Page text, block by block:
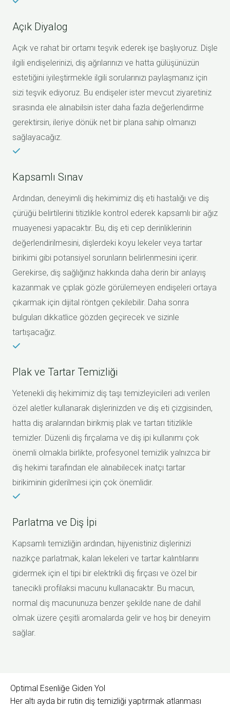
Açık Diyalog
Açık ve rahat bir ortamı teşvik ederek işe başlıyoruz. Dişle
ilgili endişelerinizi, diş ağrılarınızı ve hatta gülüşünüzün
estetiğini iyileştirmekle ilgili sorularınızı paylaşmanız için
sizi teşvik ediyoruz. Bu endişeler ister mevcut ziyaretiniz
sırasında ele alınabilsin ister daha fazla değerlendirme
gerektirsin, ileriye dönük net bir plana sahip olmanızı
sağlayacağız.
Kapsamlı Sınav
Ardından, deneyimli diş hekimimiz diş eti hastalığı ve diş
çürüğü belirtilerini titizlikle kontrol ederek kapsamlı bir ağız
muayenesi yapacaktır. Bu, diş eti cep derinliklerinin
değerlendirilmesini, dişlerdeki koyu lekeler veya tartar
birikimi gibi potansiyel sorunların belirlenmesini içerir.
Gerekirse, diş sağlığınız hakkında daha derin bir anlayış
kazanmak ve çıplak gözle görülemeyen endişeleri ortaya
çıkarmak için dijital röntgen çekilebilir. Daha sonra
bulguları dikkatlice gözden geçirecek ve sizinle
tartışacağız.
Plak ve Tartar Temizliği
Yetenekli diş hekimimiz diş taşı temizleyicileri adı verilen
özel aletler kullanarak dişlerinizden ve diş eti çizgisinden,
hatta diş aralarından birikmiş plak ve tartarı titizlikle
temizler. Düzenli diş fırçalama ve diş ipi kullanımı çok
önemli olmakla birlikte, profesyonel temizlik yalnızca bir
diş hekimi tarafından ele alınabilecek inatçı tartar
birikiminin giderilmesi için çok önemlidir.
Parlatma ve Diş İpi
Kapsamlı temizliğin ardından, hijyenistiniz dişlerinizi
nazikçe parlatmak, kalan lekeleri ve tartar kalıntılarını
gidermek için el tipi bir elektrikli diş fırçası ve özel bir
tanecikli profilaksi macunu kullanacaktır. Bu macun,
normal diş macununuza benzer şekilde nane de dahil
olmak üzere çeşitli aromalarda gelir ve hoş bir deneyim
sağlar.
Optimal Esenliğe Giden Yol
Her altı ayda bir rutin diş temizliği yaptırmak atlanması